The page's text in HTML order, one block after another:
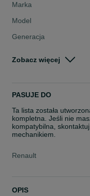
Marka
Model
Generacja
Stan
Rodzaj
Zobacz więcej
PASUJE DO
Ta lista została
kompletna. Jeśli nie
kompatybilna,
mechanikiem.
Renault
OPIS